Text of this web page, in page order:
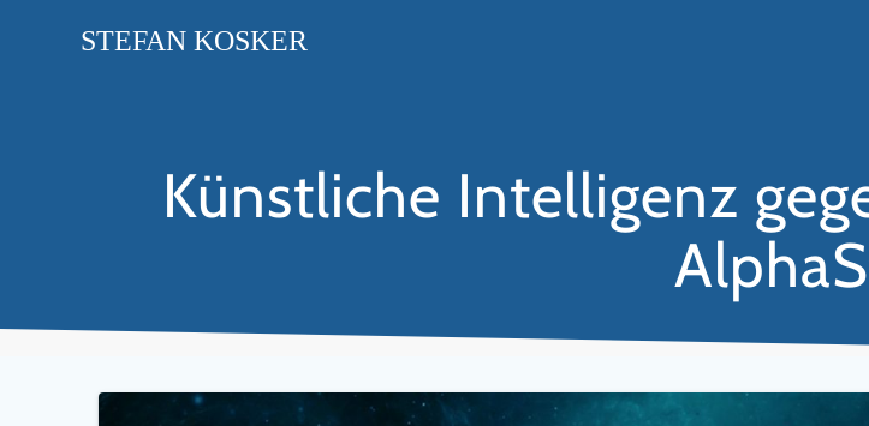
STEFAN KOSKER
Künstliche Intelligenz